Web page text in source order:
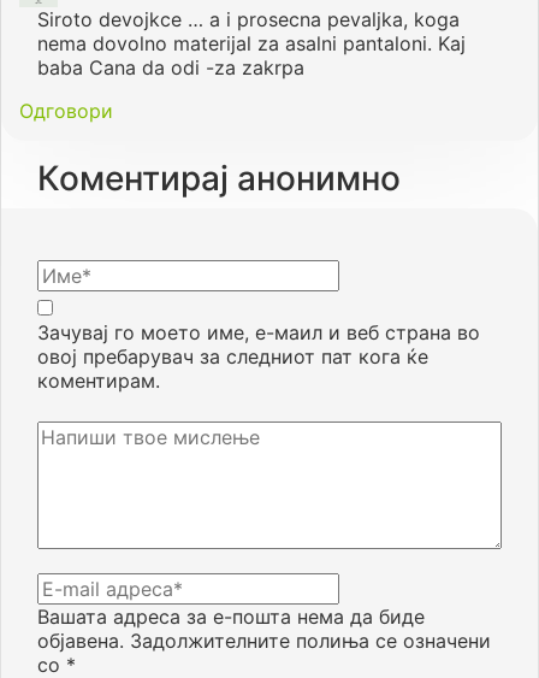
Siroto devojkce … a i prosecna pevaljka, koga
nema dovolno materijal za asalni pantaloni. Kaj
baba Cana da odi -za zakrpa
Одговори
Коментирај анонимно
Вашата адреса за е-пошта нема да биде
објавена. Задолжителните полиња се означени
со *
Зачувај го моето име, е-маил и веб страна во
овој пребарувач за следниот пат кога ќе
коментирам.